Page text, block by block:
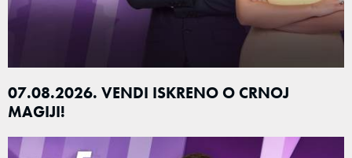
07.08.2026. VENDI ISKRENO O CRNOJ
MAGIJI!